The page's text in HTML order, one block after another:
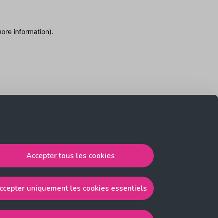
Accepter tous les cookies
uniquement les cookies essentiels
information).